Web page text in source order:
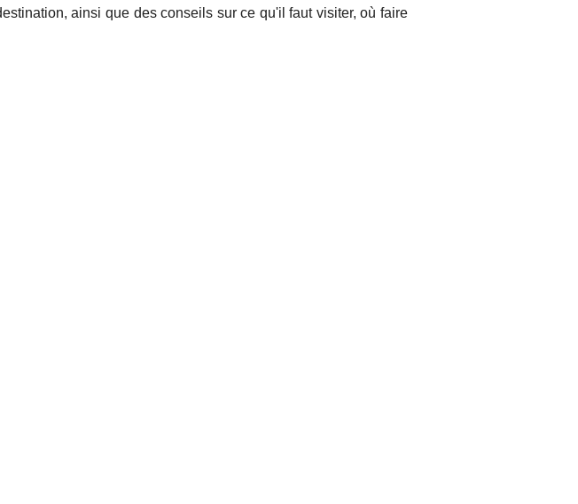
ainsi que des conseils sur ce qu'il faut visiter, où faire